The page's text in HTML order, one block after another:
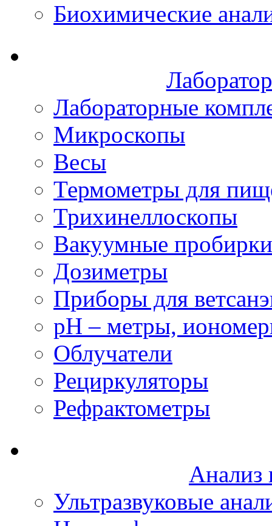
Биохимические
Лабораторные
Микроскопы
Весы
Термометры для
Трихинеллоскопы
Вакуумные пробирки
Дозиметры
Приборы для
рН – метры,
Облучатели
Рециркуляторы
Рефрактометры
Анализ
Ультразвуковые